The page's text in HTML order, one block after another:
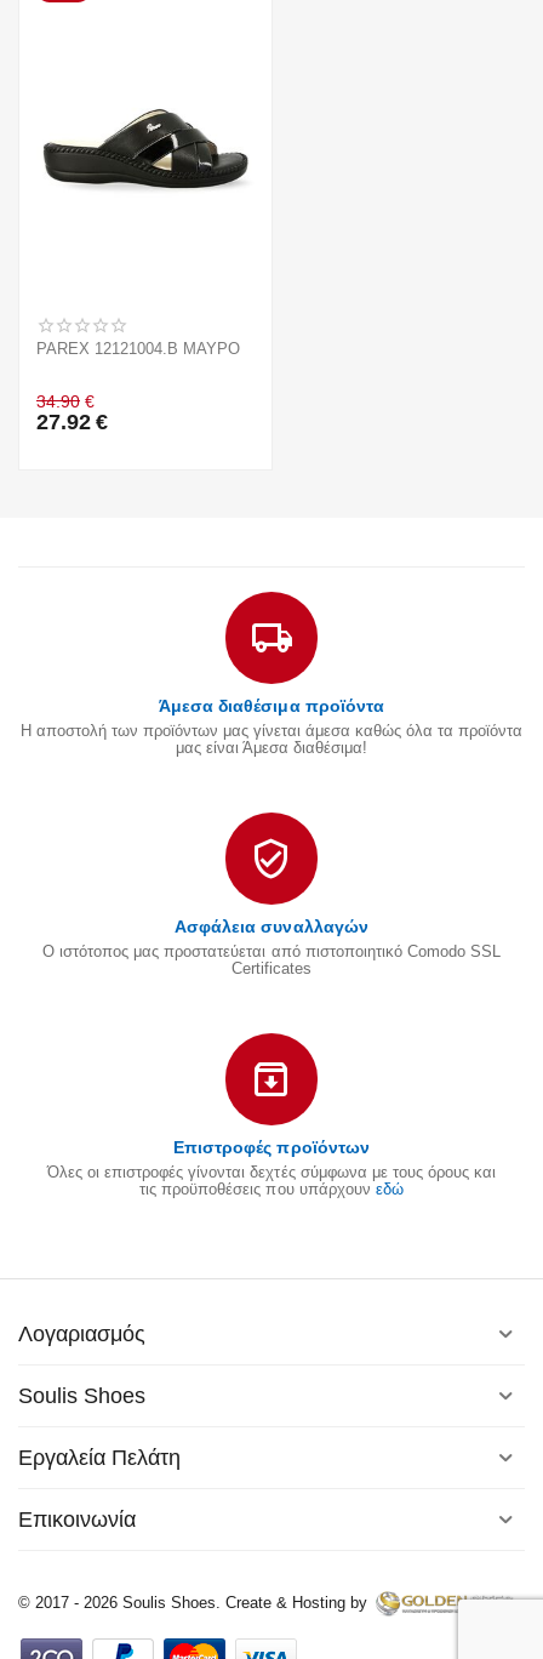
PAREX 12121004.B ΜΑΥΡΟ
34.90 €
27.92 €
Άμεσα διαθέσιμα προϊόντα
Η αποστολή των προϊόντων μας γίνεται άμεσα καθώς όλα τα προϊόντα
μας είναι Άμεσα διαθέσιμα!
Ασφάλεια συναλλαγών
Ο ιστότοπος μας προστατεύεται από πιστοποιητικό Comodo SSL
Certificates
Επιστροφές προϊόντων
Όλες οι επιστροφές γίνονται δεχτές σύμφωνα με τους όρους και
τις προϋποθέσεις που υπάρχουν εδώ
Λογαριασμός
Soulis Shoes
Εργαλεία Πελάτη
Επικοινωνία
© 2017 - 2026 Soulis Shoes. Create & Hosting by